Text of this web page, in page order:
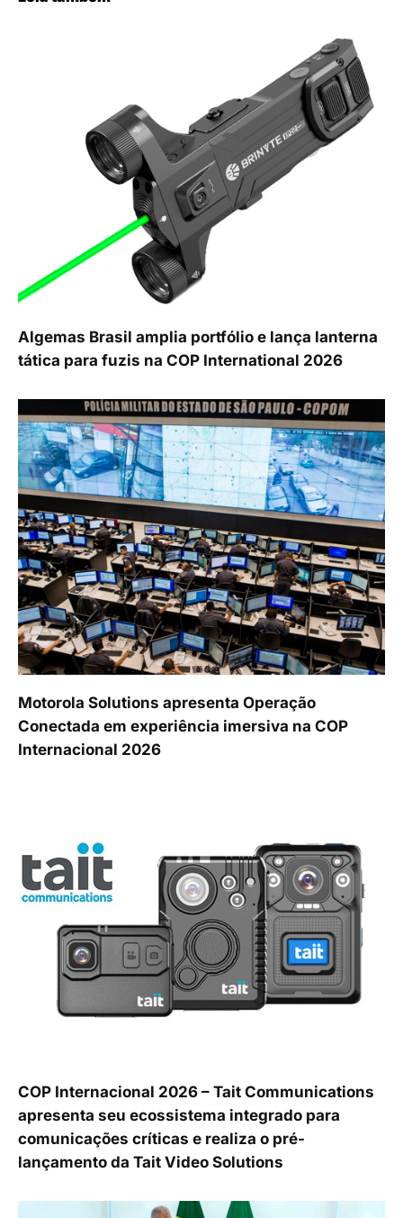
Algemas Brasil amplia portfólio e lança lanterna
tática para fuzis na COP International 2026
Motorola Solutions apresenta Operação
Conectada em experiência imersiva na COP
Internacional 2026
COP Internacional 2026 – Tait Communications
apresenta seu ecossistema integrado para
comunicações críticas e realiza o pré-
lançamento da Tait Video Solutions